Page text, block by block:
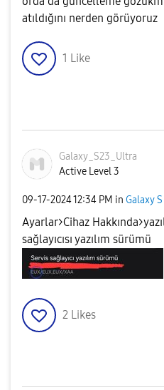
atıldığını nerden görüyoruz
1 Like
Galaxy_S23_Ultra
Active Level 3
‎09-17-202412:34 PM in Galaxy S
Ayarlar>Cihaz
sağlayıcısı yazılım sürümü
2 Likes